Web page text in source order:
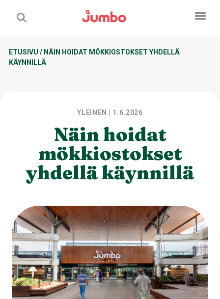
ETUSIVU / NÄIN HOIDAT MÖKKIOSTOKSET YHDELLÄ
KÄYNNILLÄ
YLEINEN | 1.6.2026
Näin hoidat
mökkiostokset
yhdellä käynnillä